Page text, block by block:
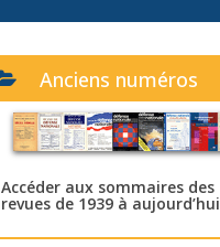
Anciens numéros
Accéder aux sommaires des
revues de 1939 à aujourd’hui